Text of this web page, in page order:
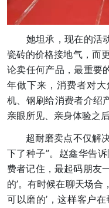
她坦承，现在的活动
瓷砖的价格接地气，而
论卖任何产品，最重要
年做下来，消费者对
机、钢刷给消费者介绍
亲眼所见、亲身体验之
超耐磨卖点不仅解决
下了种子”。赵鑫华告
费者记住，最起码朋友
的’。有时候在聊天场合
可以磨的’，这样客户